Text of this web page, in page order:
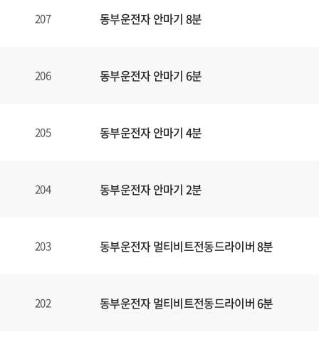
207 동부운전자 안마기 8분
206 동부운전자 안마기 6분
205 동부운전자 안마기 4분
204 동부운전자 안마기 2분
203 동부운전자 멀티비트전동드라이버 8분
202 동부운전자 멀티비트전동드라이버 6분